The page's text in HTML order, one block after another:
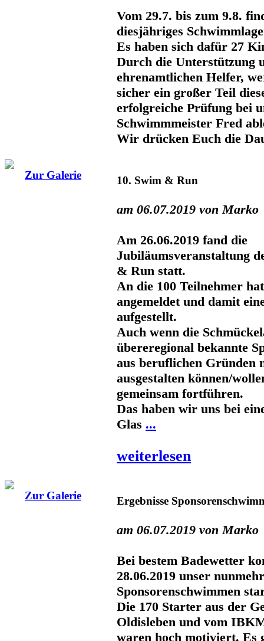
Vom 29.7. bis zum 9.8.
diesjähriges
Es haben sich dafür 27
Durch die Unterstützung
ehrenamtlichen Helfer,
sicher ein großer Teil
erfolgreiche Prüfung bei
Schwimmmeister Fred
Wir drücken Euch die
Zur Galerie 10. Swim & Run
am 06.07.2019 von Marko
Am 26.06.2019 fand die
Jubiläumsveranstaltung
& Run statt.
An die 100 Teilnehmer
angemeldet und damit
aufgestellt.
Auch wenn die
übereregional bekannte
aus beruflichen Gründen
ausgestalten können/
gemeinsam fortführen.
Das haben wir uns bei
Glas ...
weiterlesen
Zur Galerie Ergebnisse
am 06.07.2019 von Marko
Bei bestem Badewetter
28.06.2019 unser
Sponsorenschwimmen
Die 170 Starter aus der
Oldisleben und vom
waren hoch motiviert. Es